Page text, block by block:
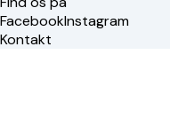
FacebookInstagram
Kontakt